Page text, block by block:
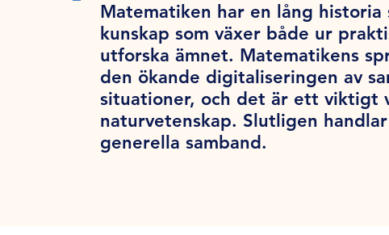
Matematiken har en lång
kunskap som växer både ur
utforska ämnet. Matematikens
den ökande digitaliseringen av
situationer, och det är ett viktigt
naturvetenskap. Slutligen
generella samband.